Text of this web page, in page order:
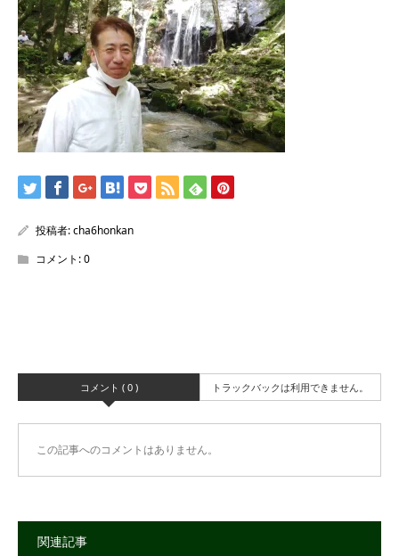
Warning: Attempt to read property "name" on null in
/home/sentakuya/charoku.jp/public_html/wp-
content/themes/kadan_tcd056/single.phpon line
投稿者:cha6honkan
コメント:0
コメント ( 0 ) トラックバックは利用できません。
この記事へのコメントはありません。
関連記事